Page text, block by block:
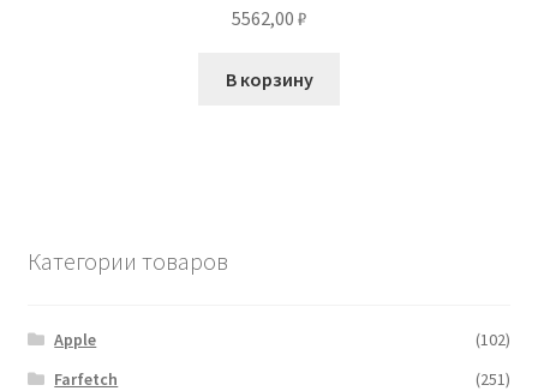
5562,00 ₽
В корзину
Категории товаров
Apple
(102)
Farfetch
(251)